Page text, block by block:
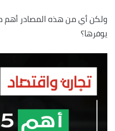
ولكن أي من هذه المصادر أهم
يوفرها؟